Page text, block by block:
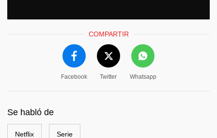
COMPARTIR
Facebook Twitter Whatsapp
Se habló de
Netflix Serie